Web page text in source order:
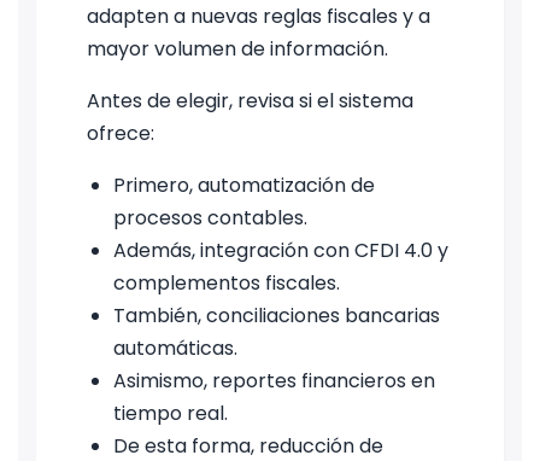
adapten a nuevas reglas fiscales y a
mayor volumen de información.
Antes de elegir, revisa si el sistema
ofrece:
Primero, automatización de
procesos contables.
Además, integración con CFDI 4.0 y
complementos fiscales.
También, conciliaciones bancarias
automáticas.
Asimismo, reportes financieros en
tiempo real.
De esta forma, reducción de